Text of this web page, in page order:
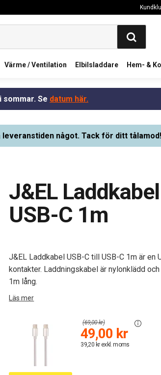
Värme / Ventilation Elbilsladdare Hem- &
sommar. Se datum här.
något. Tack för ditt tålamod!
J&EL
USB-C 1m
J&EL Laddkabel USB-C till USB-C 1m är en
kontakter. Laddningskabel är nylonklädd
1m lång.
Läs mer
49,00 kr
39,20 kr exkl. moms
(69,00 kr)